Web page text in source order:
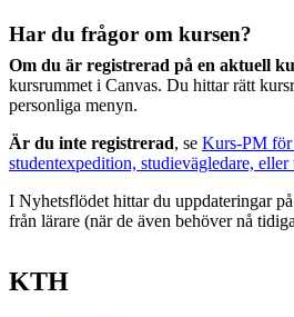
Har du frågor om kursen?
Om du är registrerad på en aktuell
kursrummet i Canvas. Du hittar rätt
personliga menyn.
Är du inte registrerad, se Kurs-PM för
studentexpedition, studievägledare,
I Nyhetsflödet hittar du uppdateringar
från lärare (när de även behöver nå
KTH